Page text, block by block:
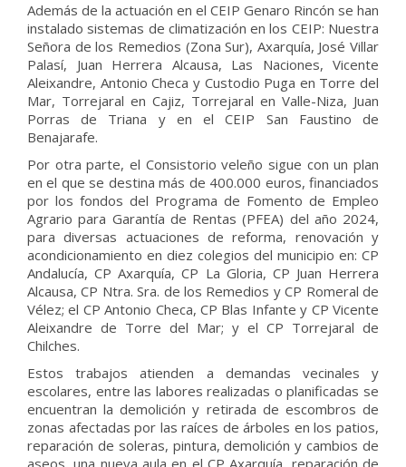
Además de la actuación en el CEIP Genaro Rincón se han
instalado sistemas de climatización en los CEIP: Nuestra
Señora de los Remedios (Zona Sur), Axarquía, José Villar
Palasí, Juan Herrera Alcausa, Las Naciones, Vicente
Aleixandre, Antonio Checa y Custodio Puga en Torre del
Mar, Torrejaral en Cajiz, Torrejaral en Valle-Niza, Juan
Porras de Triana y en el CEIP San Faustino de
Benajarafe.
Por otra parte, el Consistorio veleño sigue con un plan
en el que se destina más de 400.000 euros, financiados
por los fondos del Programa de Fomento de Empleo
Agrario para Garantía de Rentas (PFEA) del año 2024,
para diversas actuaciones de reforma, renovación y
acondicionamiento en diez colegios del municipio en: CP
Andalucía, CP Axarquía, CP La Gloria, CP Juan Herrera
Alcausa, CP Ntra. Sra. de los Remedios y CP Romeral de
Vélez; el CP Antonio Checa, CP Blas Infante y CP Vicente
Aleixandre de Torre del Mar; y el CP Torrejaral de
Chilches.
Estos trabajos atienden a demandas vecinales y
escolares, entre las labores realizadas o planificadas se
encuentran la demolición y retirada de escombros de
zonas afectadas por las raíces de árboles en los patios,
reparación de soleras, pintura, demolición y cambios de
aseos, una nueva aula en el CP Axarquía, reparación de